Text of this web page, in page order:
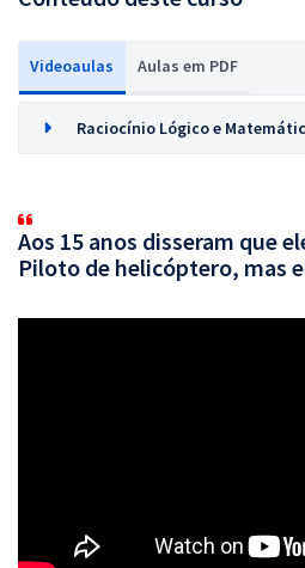
Videoaulas Aulas em PDF
Raciocínio Lógico e
Aos 15 anos disseram que
Piloto de helicóptero, mas